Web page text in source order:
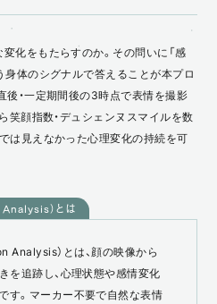
化をもたらすのか。その問いに「感
身体のシグナルで答えることが本プロ
後・一定期間後の3時点で表情を撮影
笑顔指数・デュシェンヌスマイルを数
は見えなかった心理変化の持続を可
）とは
Analysis）とは、顔の映像から
を追跡し、心理状態や感情変化
す。マーカー不要で自然な表情